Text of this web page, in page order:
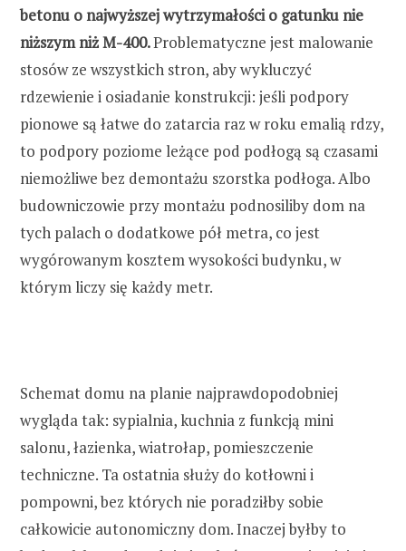
betonu o najwyższej wytrzymałości o gatunku nie
niższym niż M-400.Problematyczne jest malowanie
stosów ze wszystkich stron, aby wykluczyć
rdzewienie i osiadanie konstrukcji: jeśli podpory
pionowe są łatwe do zatarcia raz w roku emalią rdzy,
to podpory poziome leżące pod podłogą są czasami
niemożliwe bez demontażu szorstka podłoga. Albo
budowniczowie przy montażu podnosiliby dom na
tych palach o dodatkowe pół metra, co jest
wygórowanym kosztem wysokości budynku, w
którym liczy się każdy metr.
Schemat domu na planie najprawdopodobniej
wygląda tak: sypialnia, kuchnia z funkcją mini
salonu, łazienka, wiatrołap, pomieszczenie
techniczne. Ta ostatnia służy do kotłowni i
pompowni, bez których nie poradziłby sobie
całkowicie autonomiczny dom. Inaczej byłby to